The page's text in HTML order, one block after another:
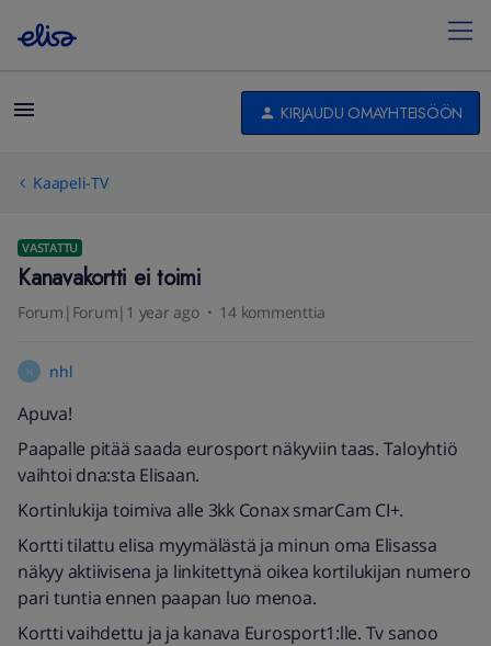
KIRJAUDU OMAYHTEISÖÖN
Kaapeli-TV
VASTATTU
Kanavakortti ei toimi
Forum|Forum|1 year ago 14 kommenttia
N nhl
Apuva!
Paapalle pitää saada eurosport näkyviin taas. Taloyhtiö
vaihtoi dna:sta Elisaan.
Kortinlukija toimiva alle 3kk Conax smarCam CI+.
Kortti tilattu elisa myymälästä ja minun oma Elisassa
näkyy aktiivisena ja linkitettynä oikea kortilukijan numero
pari tuntia ennen paapan luo menoa.
Kortti vaihdettu ja ja kanava Eurosport1:lle. Tv sanoo